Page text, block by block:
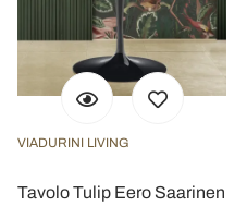
VIADURINI LIVING
Tavolo Tulip Eero Saarinen